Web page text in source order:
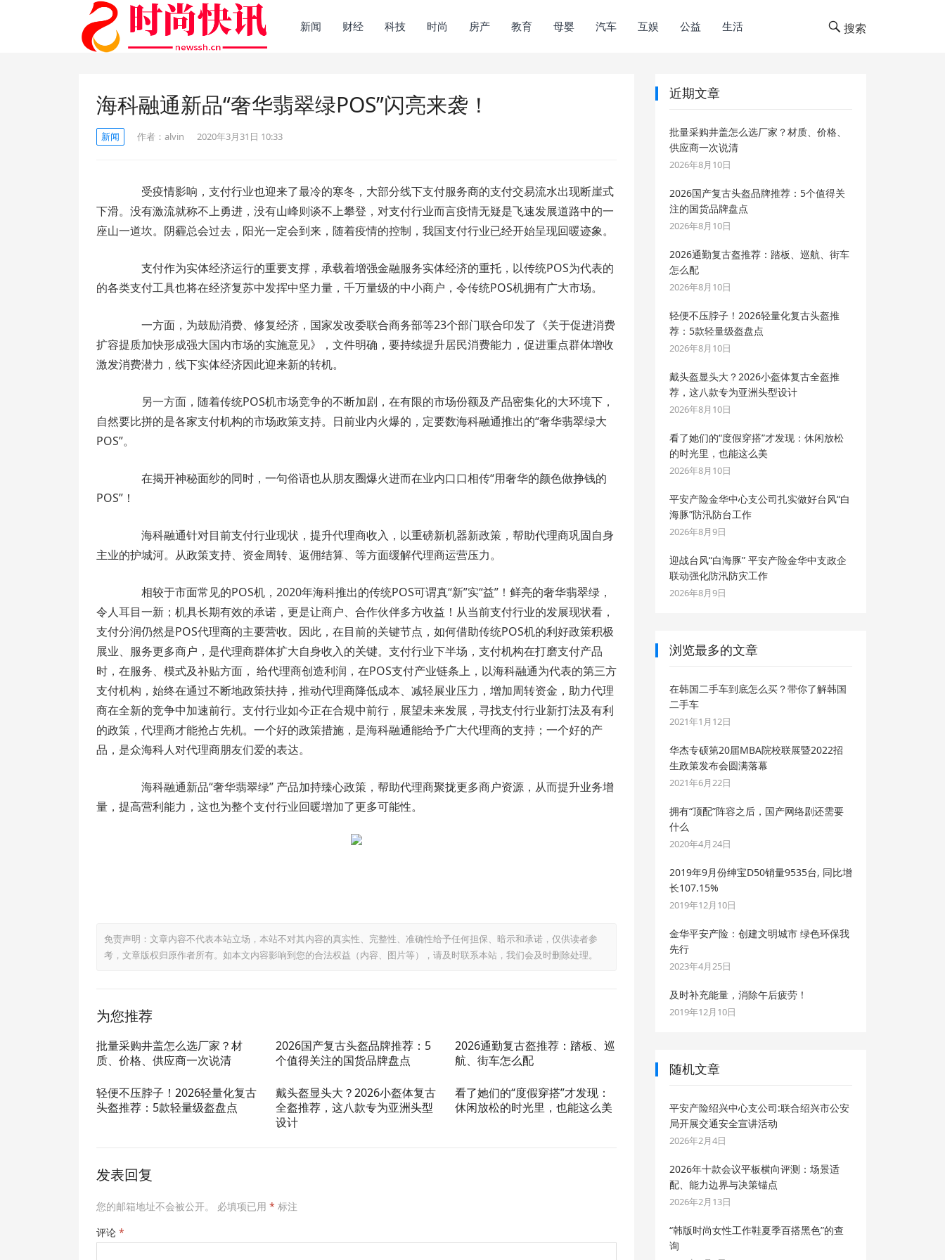
新闻 财经 科技 时尚 房产 教育 母婴 汽车 互娱 公益 生活 搜索
海科融通新品“奢华翡翠绿POS”闪亮来袭！
新闻 作者： alvin 2020年3月31日 10:33
受疫情影响，支付行业也迎来了最冷的寒冬，大部分线下支付服务商的支付交易流水出现断崖式
下滑。没有激流就称不上勇进，没有山峰则谈不上攀登，对支付行业而言疫情无疑是飞速发展道路中的一
座山一道坎。阴霾总会过去，阳光一定会到来，随着疫情的控制，我国支付行业已经开始呈现回暖迹象。
支付作为实体经济运行的重要支撑，承载着增强金融服务实体经济的重托，以传统POS为代表的
的各类支付工具也将在经济复苏中发挥中坚力量，千万量级的中小商户，令传统POS机拥有广大市场。
一方面，为鼓励消费、修复经济，国家发改委联合商务部等23个部门联合印发了《关于促进消费
扩容提质加快形成强大国内市场的实施意见》，文件明确，要持续提升居民消费能力，促进重点群体增收
激发消费潜力，线下实体经济因此迎来新的转机。
另一方面，随着传统POS机市场竞争的不断加剧，在有限的市场份额及产品密集化的大环境下，
自然要比拼的是各家支付机构的市场政策支持。日前业内火爆的，定要数海科融通推出的“奢华翡翠绿大
POS”。
在揭开神秘面纱的同时，一句俗语也从朋友圈爆火进而在业内口口相传“用奢华的颜色做挣钱的
POS”！
海科融通针对目前支付行业现状，提升代理商收入，以重磅新机器新政策，帮助代理商巩固自身
主业的护城河。从政策支持、资金周转、返佣结算、等方面缓解代理商运营压力。
相较于市面常见的POS机，2020年海科推出的传统POS可谓真“新”实“益”！鲜亮的奢华翡翠绿，
令人耳目一新；机具长期有效的承诺，更是让商户、合作伙伴多方收益！从当前支付行业的发展现状看，
支付分润仍然是POS代理商的主要营收。因此，在目前的关键节点，如何借助传统POS机的利好政策积极
展业、服务更多商户，是代理商群体扩大自身收入的关键。支付行业下半场，支付机构在打磨支付产品
时，在服务、模式及补贴方面， 给代理商创造利润，在POS支付产业链条上，以海科融通为代表的第三方
支付机构，始终在通过不断地政策扶持，推动代理商降低成本、减轻展业压力，增加周转资金，助力代理
商在全新的竞争中加速前行。支付行业如今正在合规中前行，展望未来发展，寻找支付行业新打法及有利
的政策，代理商才能抢占先机。一个好的政策措施，是海科融通能给予广大代理商的支持；一个好的产
品，是众海科人对代理商朋友们爱的表达。
海科融通新品“奢华翡翠绿” 产品加持臻心政策，帮助代理商聚拢更多商户资源，从而提升业务增
量，提高营利能力，这也为整个支付行业回暖增加了更多可能性。
免责声明：文章内容不代表本站立场，本站不对其内容的真实性、完整性、准确性给予任何担保、暗示和承诺，仅供读者参
考，文章版权归原作者所有。如本文内容影响到您的合法权益（内容、图片等），请及时联系本站，我们会及时删除处理。
为您推荐
批量采购井盖怎么选厂家？材
质、价格、供应商一次说清
2026国产复古头盔品牌推荐：5
个值得关注的国货品牌盘点
2026通勤复古盔推荐：踏板、巡
航、街车怎么配
轻便不压脖子！2026轻量化复古
头盔推荐：5款轻量级盔盘点
戴头盔显头大？2026小盔体复古
全盔推荐，这八款专为亚洲头型
设计
看了她们的“度假穿搭”才发现：
休闲放松的时光里，也能这么美
发表回复
您的邮箱地址不会被公开。 必填项已用 * 标注
评论 *
近期文章
批量采购井盖怎么选厂家？材质、价格、
供应商一次说清
2026年8月10日
2026国产复古头盔品牌推荐：5个值得关
注的国货品牌盘点
2026年8月10日
2026通勤复古盔推荐：踏板、巡航、街车
怎么配
2026年8月10日
轻便不压脖子！2026轻量化复古头盔推
荐：5款轻量级盔盘点
2026年8月10日
戴头盔显头大？2026小盔体复古全盔推
荐，这八款专为亚洲头型设计
2026年8月10日
看了她们的“度假穿搭”才发现：休闲放松
的时光里，也能这么美
2026年8月10日
平安产险金华中心支公司扎实做好台风“白
海豚”防汛防台工作
2026年8月9日
迎战台风“白海豚” 平安产险金华中支政企
联动强化防汛防灾工作
2026年8月9日
浏览最多的文章
在韩国二手车到底怎么买？带你了解韩国
二手车
2021年1月12日
华杰专硕第20届MBA院校联展暨2022招
生政策发布会圆满落幕
2021年6月22日
拥有“顶配”阵容之后，国产网络剧还需要
什么
2020年4月24日
2019年9月份绅宝D50销量9535台, 同比增
长107.15%
2019年12月10日
金华平安产险：创建文明城市 绿色环保我
先行
2023年4月25日
及时补充能量，消除午后疲劳！
2019年12月10日
随机文章
平安产险绍兴中心支公司:联合绍兴市公安
局开展交通安全宣讲活动
2026年2月4日
2026年十款会议平板横向评测：场景适
配、能力边界与决策锚点
2026年2月13日
“韩版时尚女性工作鞋夏季百搭黑色”的查
询